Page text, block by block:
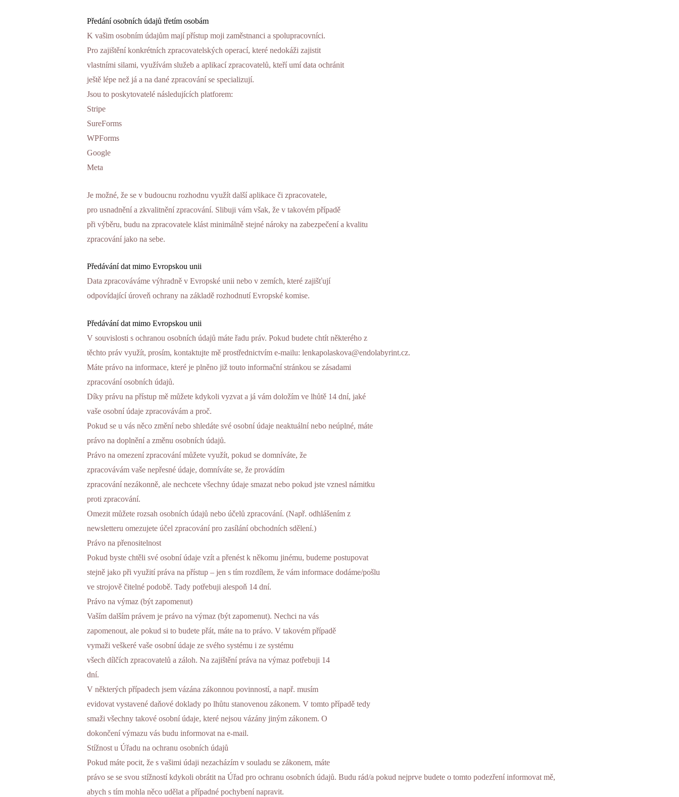
Předání osobních údajů třetím osobám
K vašim osobním údajům mají přístup moji zaměstnanci a spolupracovníci.
Pro zajištění konkrétních zpracovatelských operací, které nedokáži zajistit
vlastními silami, využívám služeb a aplikací zpracovatelů, kteří umí data ochránit
ještě lépe než já a na dané zpracování se specializují.
Jsou to poskytovatelé následujících platforem:
Stripe
SureForms
WPForms
Google
Meta
Je možné, že se v budoucnu rozhodnu využít další aplikace či zpracovatele,
pro usnadnění a zkvalitnění zpracování. Slibuji vám však, že v takovém případě
při výběru, budu na zpracovatele klást minimálně stejné nároky na zabezpečení a kvalitu
zpracování jako na sebe.
Předávání dat mimo Evropskou unii
Data zpracováváme výhradně v Evropské unii nebo v zemích, které zajišťují
odpovídající úroveň ochrany na základě rozhodnutí Evropské komise.
Předávání dat mimo Evropskou unii
V souvislosti s ochranou osobních údajů máte řadu práv. Pokud budete chtít některého z
těchto práv využít, prosím, kontaktujte mě prostřednictvím e-mailu: lenkapolaskova@endolabyrint.cz.
Máte právo na informace, které je plněno již touto informační stránkou se zásadami
zpracování osobních údajů.
Díky právu na přístup mě můžete kdykoli vyzvat a já vám doložím ve lhůtě 14 dní, jaké
vaše osobní údaje zpracovávám a proč.
Pokud se u vás něco změní nebo shledáte své osobní údaje neaktuální nebo neúplné, máte
právo na doplnění a změnu osobních údajů.
Právo na omezení zpracování můžete využít, pokud se domníváte, že
zpracovávám vaše nepřesné údaje, domníváte se, že provádím
zpracování nezákonně, ale nechcete všechny údaje smazat nebo pokud jste vznesl námitku
proti zpracování.
Omezit můžete rozsah osobních údajů nebo účelů zpracování. (Např. odhlášením z
newsletteru omezujete účel zpracování pro zasílání obchodních sdělení.)
Právo na přenositelnost
Pokud byste chtěli své osobní údaje vzít a přenést k někomu jinému, budeme postupovat
stejně jako při využití práva na přístup – jen s tím rozdílem, že vám informace dodáme/pošlu
ve strojově čitelné podobě. Tady potřebuji alespoň 14 dní.
Právo na výmaz (být zapomenut)
Vaším dalším právem je právo na výmaz (být zapomenut). Nechci na vás
zapomenout, ale pokud si to budete přát, máte na to právo. V takovém případě
vymaži veškeré vaše osobní údaje ze svého systému i ze systému
všech dílčích zpracovatelů a záloh. Na zajištění práva na výmaz potřebuji 14
dní.
V některých případech jsem vázána zákonnou povinností, a např. musím
evidovat vystavené daňové doklady po lhůtu stanovenou zákonem. V tomto případě tedy
smaži všechny takové osobní údaje, které nejsou vázány jiným zákonem. O
dokončení výmazu vás budu informovat na e-mail.
Stížnost u Úřadu na ochranu osobních údajů
Pokud máte pocit, že s vašimi údaji nezacházím v souladu se zákonem, máte
právo se se svou stížností kdykoli obrátit na Úřad pro ochranu osobních údajů. Budu rád/a pokud nejprve budete o tomto podezření informovat mě,
abych s tím mohla něco udělat a případné pochybení napravit.